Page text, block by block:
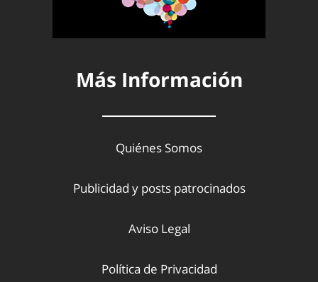
Más Información
Quiénes Somos
Publicidad y posts patrocinados
Aviso Legal
Política de Privacidad